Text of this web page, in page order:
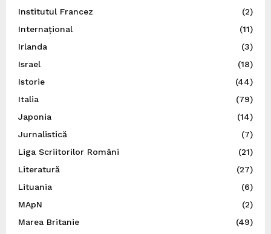
Institutul Francez
(2)
Internațional
(11)
Irlanda
(3)
Israel
(18)
Istorie
(44)
Italia
(79)
Japonia
(14)
Jurnalistică
(7)
Liga Scriitorilor Români
(21)
Literatură
(27)
Lituania
(6)
MApN
(2)
Marea Britanie
(49)